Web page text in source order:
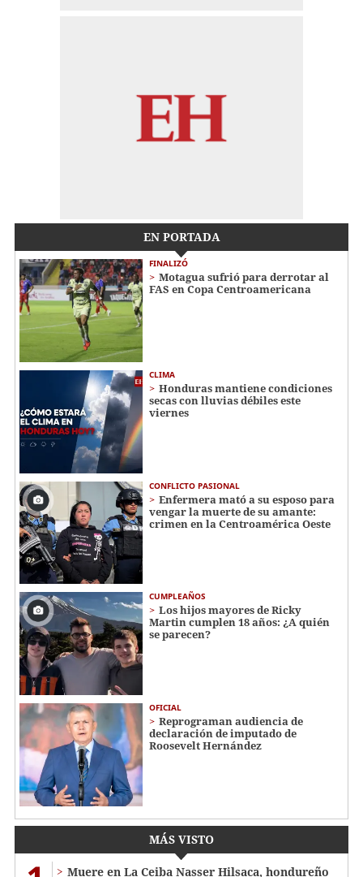
EN PORTADA
FINALIZÓ
Motagua sufrió para derrotar al
FAS en Copa Centroamericana
CLIMA
Honduras mantiene condiciones
secas con lluvias débiles este
viernes
CONFLICTO PASIONAL
Enfermera mató a su esposo para
vengar la muerte de su amante:
crimen en la Centroamérica Oeste
CUMPLEAÑOS
Los hijos mayores de Ricky
Martin cumplen 18 años: ¿A quién
se parecen?
OFICIAL
Reprograman audiencia de
declaración de imputado de
Roosevelt Hernández
MÁS VISTO
Muere en La Ceiba Nasser Hilsaca, hondureño